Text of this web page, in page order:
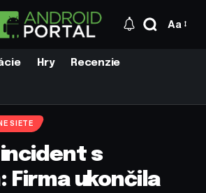
Aa
Hry Recenzie
SIETE
incident s
Firma ukončila